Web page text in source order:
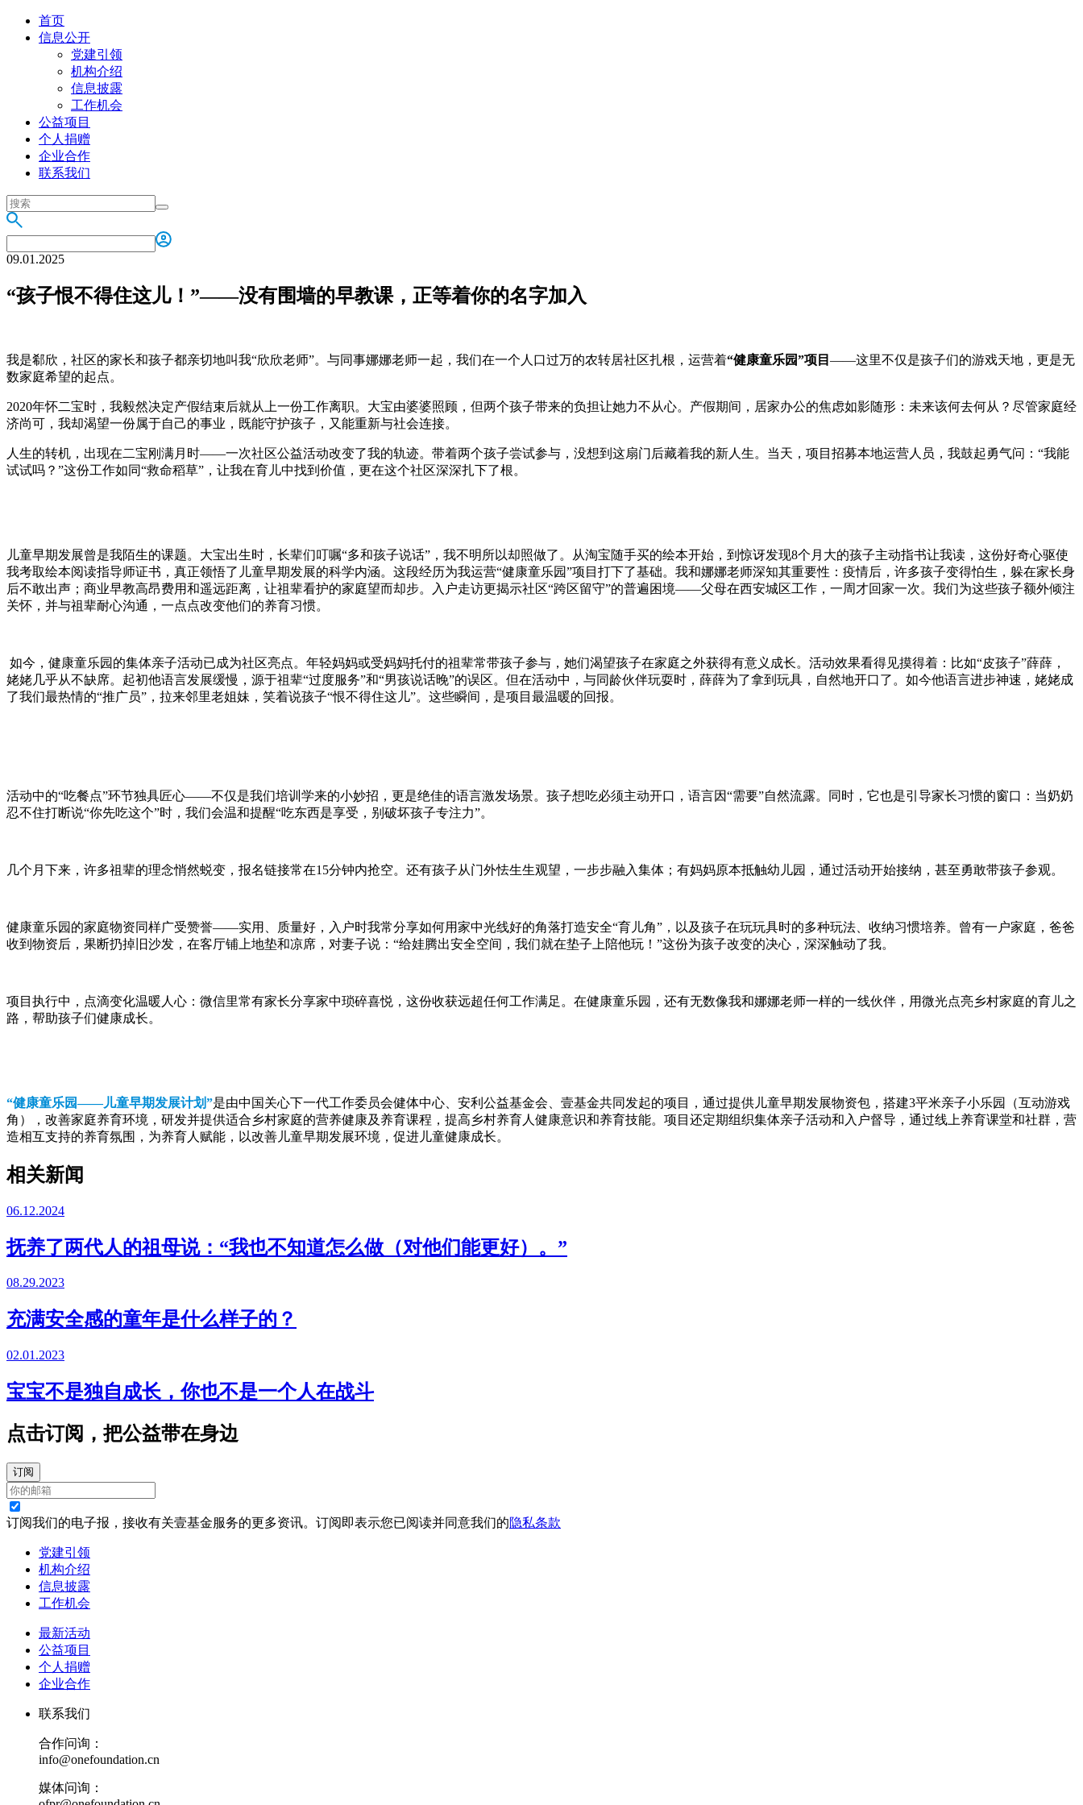
首页
信息公开
党建引领
机构介绍
信息披露
工作机会
公益项目
个人捐赠
企业合作
联系我们
09.01.2025
“孩子恨不得住这儿！”——没有围墙的早教课，正等着你的名字加入
我是郗欣，社区的家长和孩子都亲切地叫我“欣欣老师”。与同事娜娜老师一起，我们在一个人口过万的农转居社区扎根，运营着“健康童乐园”项目 ——这里不仅是孩子们的游戏天地，更是无
数家庭希望的起点。
2020年怀二宝时，我毅然决定产假结束后就从上一份工作离职。大宝由婆婆照顾，但两个孩子带来的负担让她力不从心。产假期间，居家办公的焦虑如影随形：未来该何去何从？尽管家庭经
济尚可，我却渴望一份属于自己的事业，既能守护孩子，又能重新与社会连接。
人生的转机，出现在二宝刚满月时——一次社区公益活动改变了我的轨迹。带着两个孩子尝试参与，没想到这扇门后藏着我的新人生。当天，项目招募本地运营人员，我鼓起勇气问：“我能
试试吗？”这份工作如同“救命稻草”，让我在育儿中找到价值，更在这个社区深深扎下了根。
儿童早期发展曾是我陌生的课题。大宝出生时，长辈们叮嘱“多和孩子说话”，我不明所以却照做了。从淘宝随手买的绘本开始，到惊讶发现8个月大的孩子主动指书让我读，这份好奇心驱使
我考取绘本阅读指导师证书，真正领悟了儿童早期发展的科学内涵。这段经历为我运营“健康童乐园”项目打下了基础。我和娜娜老师深知其重要性：疫情后，许多孩子变得怕生，躲在家长身
后不敢出声；商业早教高昂费用和遥远距离，让祖辈看护的家庭望而却步。入户走访更揭示社区“跨区留守”的普遍困境——父母在西安城区工作，一周才回家一次。我们为这些孩子额外倾注
关怀，并与祖辈耐心沟通，一点点改变他们的养育习惯。
如今，健康童乐园的集体亲子活动已成为社区亮点。年轻妈妈或受妈妈托付的祖辈常带孩子参与，她们渴望孩子在家庭之外获得有意义成长。活动效果看得见摸得着：比如“皮孩子”薛薛，
姥姥几乎从不缺席。起初他语言发展缓慢，源于祖辈“过度服务”和“男孩说话晚”的误区。但在活动中，与同龄伙伴玩耍时，薛薛为了拿到玩具，自然地开口了。如今他语言进步神速，姥姥成
了我们最热情的“推广员”，拉来邻里老姐妹，笑着说孩子“恨不得住这儿”。这些瞬间，是项目最温暖的回报。
活动中的“吃餐点”环节独具匠心——不仅是我们培训学来的小妙招，更是绝佳的语言激发场景。孩子想吃必须主动开口，语言因“需要”自然流露。同时，它也是引导家长习惯的窗口：当奶奶
忍不住打断说“你先吃这个”时，我们会温和提醒“吃东西是享受，别破坏孩子专注力”。
几个月下来，许多祖辈的理念悄然蜕变，报名链接常在15分钟内抢空。还有孩子从门外怯生生观望，一步步融入集体；有妈妈原本抵触幼儿园，通过活动开始接纳，甚至勇敢带孩子参观。
健康童乐园的家庭物资同样广受赞誉——实用、质量好，入户时我常分享如何用家中光线好的角落打造安全“育儿角”，以及孩子在玩玩具时的多种玩法、收纳习惯培养。曾有一户家庭，爸爸
收到物资后，果断扔掉旧沙发，在客厅铺上地垫和凉席，对妻子说：“给娃腾出安全空间，我们就在垫子上陪他玩！”这份为孩子改变的决心，深深触动了我。
项目执行中，点滴变化温暖人心：微信里常有家长分享家中琐碎喜悦，这份收获远超任何工作满足。在健康童乐园，还有无数像我和娜娜老师一样的一线伙伴，用微光点亮乡村家庭的育儿之
路，帮助孩子们健康成长。
“健康童乐园——儿童早期发展计划”是由中国关心下一代工作委员会健体中心、安利公益基金会、壹基金共同发起的项目，通过提供儿童早期发展物资包，搭建3平米亲子小乐园（互动游戏
角），改善家庭养育环境，研发并提供适合乡村家庭的营养健康及养育课程，提高乡村养育人健康意识和养育技能。项目还定期组织集体亲子活动和入户督导，通过线上养育课堂和社群，营
造相互支持的养育氛围，为养育人赋能，以改善儿童早期发展环境，促进儿童健康成长。
相关新闻
06.12.2024
抚养了两代人的祖母说：“我也不知道怎么做（对他们能更好）。”
08.29.2023
充满安全感的童年是什么样子的？
02.01.2023
宝宝不是独自成长，你也不是一个人在战斗
点击订阅，把公益带在身边
订阅
订阅我们的电子报，接收有关壹基金服务的更多资讯。订阅即表示您已阅读并同意我们的隐私条款
党建引领
机构介绍
信息披露
工作机会
最新活动
公益项目
个人捐赠
企业合作
联系我们
合作问询：
info@onefoundation.cn
媒体问询：